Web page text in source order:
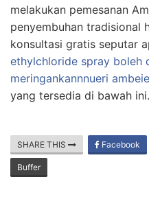
melakukan pemesanan
penyembuhan tradisional
konsultasi gratis seputar
ethylchloride spray boleh
meringankannnueri
yang tersedia di bawah ini.
SHARE THIS Facebook
Buffer